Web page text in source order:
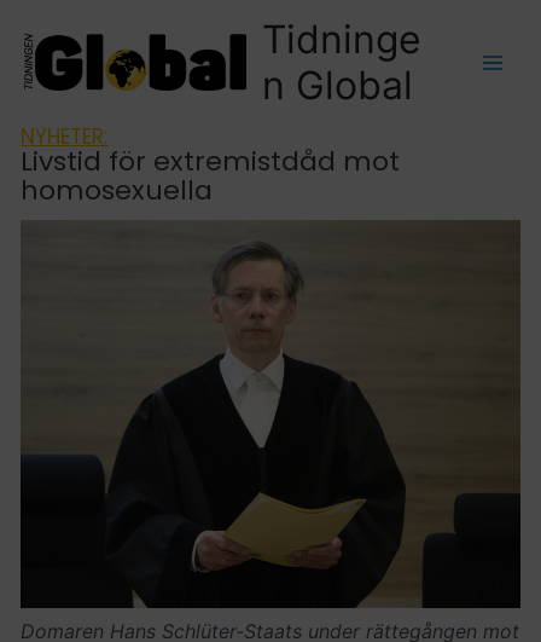
Tidninge
n Global
NYHETER:
Livstid för extremistdåd mot
homosexuella
Domaren Hans Schlüter-Staats under rättegången mot